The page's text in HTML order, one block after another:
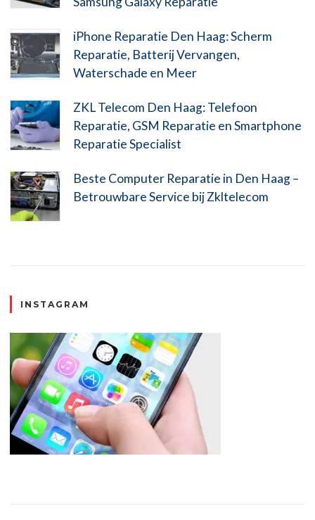
iPhone Reparatie Den Haag: Scherm
Reparatie, Batterij Vervangen,
Waterschade en Meer
ZKL Telecom Den Haag: Telefoon
Reparatie, GSM Reparatie en Smartphone
Reparatie Specialist
Beste Computer Reparatie in Den Haag –
Betrouwbare Service bij Zkltelecom
INSTAGRAM